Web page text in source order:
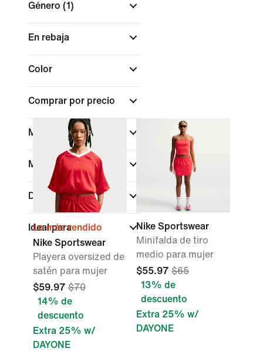
Género (1)
En rebaja
Color
Comprar por precio
Material
Marca
Deportes
Ideal para
Lo más vendido
Nike Sportswear
Playera oversized de
satén para mujer
$59.97 $70
14% de
descuento
Extra 25% w/
DAYONE
Nike Sportswear
Minifalda de tiro
medio para mujer
$55.97 $65
13% de
descuento
Extra 25% w/
DAYONE